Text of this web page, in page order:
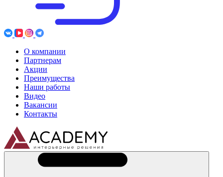
О компании
Партнерам
Акции
Преимущества
Наши работы
Видео
Вакансии
Контакты